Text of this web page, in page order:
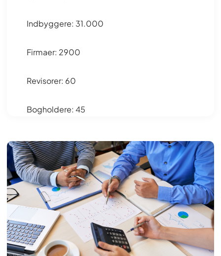
Indbyggere: 31.000
Firmaer: 2900
Revisorer: 60
Bogholdere: 45